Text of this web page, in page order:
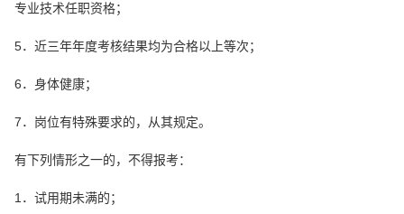
专业技术任职资格；
5．近三年年度考核结果均为合格以上等次；
6．身体健康；
7．岗位有特殊要求的，从其规定。
有下列情形之一的，不得报考：
1．试用期未满的；